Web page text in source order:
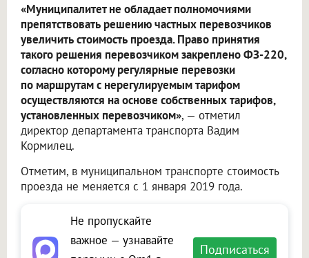
«Муниципалитет не обладает полномочиями
препятствовать решению частных перевозчиков
увеличить стоимость проезда. Право принятия
такого решения перевозчиком закреплено ФЗ-220,
согласно которому регулярные перевозки
по маршрутам с нерегулируемым тарифом
осуществляются на основе собственных тарифов,
установленных перевозчиком», — отметил
директор департамента транспорта Вадим
Кормилец.
Отметим, в муниципальном транспорте стоимость
проезда не меняется с 1 января 2019 года.
Не пропускайте
важное — узнавайте
Подписаться